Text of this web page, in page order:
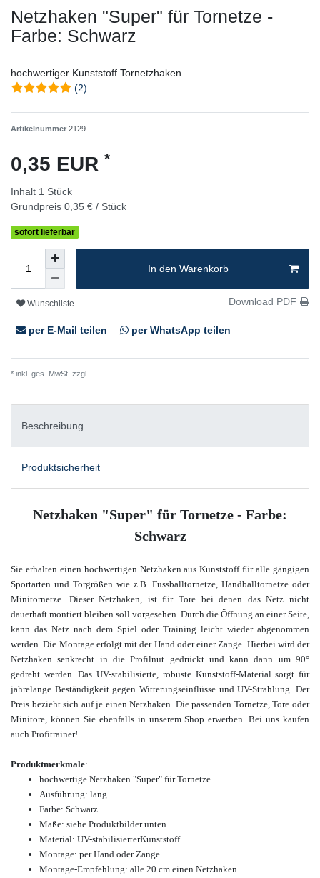
Netzhaken "Super" für Tornetze -
Farbe: Schwarz
hochwertiger Kunststoff Tornetzhaken
(2)
Artikelnummer 2129
0,35 EUR *
Inhalt 1 Stück
Grundpreis 0,35 € / Stück
sofort lieferbar
In den Warenkorb
Wunschliste Download PDF
per E-Mail teilen per WhatsApp teilen
* inkl. ges. MwSt. zzgl.
Beschreibung
Produktsicherheit
Netzhaken "Super" für Tornetze - Farbe:
Schwarz
Sie erhalten einen hochwertigen Netzhaken aus Kunststoff für alle gängigen
Sportarten und Torgrößen wie z.B. Fussballtornetze, Handballtornetze oder
Minitornetze. Dieser Netzhaken, ist für Tore bei denen das Netz nicht
dauerhaft montiert bleiben soll vorgesehen. Durch die Öffnung an einer Seite,
kann das Netz nach dem Spiel oder Training leicht wieder abgenommen
werden. Die Montage erfolgt mit der Hand oder einer Zange. Hierbei wird der
Netzhaken senkrecht in die Profilnut gedrückt und kann dann um 90°
gedreht werden. Das UV-stabilisierte, robuste Kunststoff-Material sorgt für
jahrelange Beständigkeit gegen Witterungseinflüsse und UV-Strahlung. Der
Preis bezieht sich auf je einen Netzhaken. Die passenden Tornetze, Tore oder
Minitore, können Sie ebenfalls in unseremShop erwerben. Bei uns kaufen
auch Profitrainer!
Produktmerkmale:
hochwertige Netzhaken "Super" für Tornetze
Ausführung: lang
Farbe: Schwarz
Maße: siehe Produktbilder unten
Material: UV-stabilisierterKunststoff
Montage: per Hand oder Zange
Montage-Empfehlung: alle 20 cm einen Netzhaken